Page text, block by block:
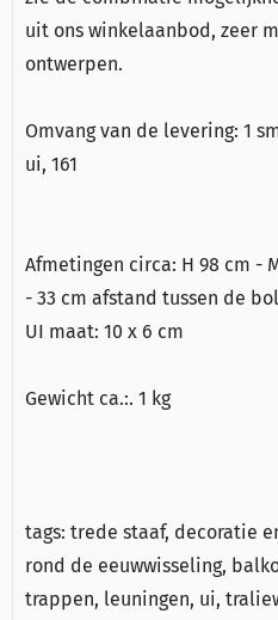
uit ons winkelaanbod, zeer
ontwerpen.
Omvang van de levering: 1
ui, 161
Afmetingen circa: H 98 cm -
- 33 cm afstand tussen de
UI maat: 10 x 6 cm
Gewicht ca.:. 1 kg
tags: trede staaf, decoratie
rond de eeuwwisseling,
trappen, leuningen, ui,